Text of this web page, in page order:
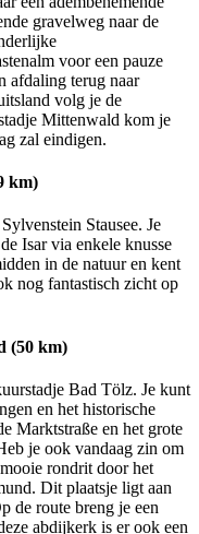
gravelweg naar de
voor een pauze
afdaling terug naar
volg je de
Mittenwald kom je
zal eindigen.
km)
Stausee. Je
Isar via enkele knusse
in de natuur en kent
nog fantastisch zicht op
(50 km)
Bad Tölz. Je kunt
en het historische
Marktstraße en het grote
je ook vandaag zin om
rondrit door het
Dit plaatsje ligt aan
de route breng je een
abdijkerk is er ook een